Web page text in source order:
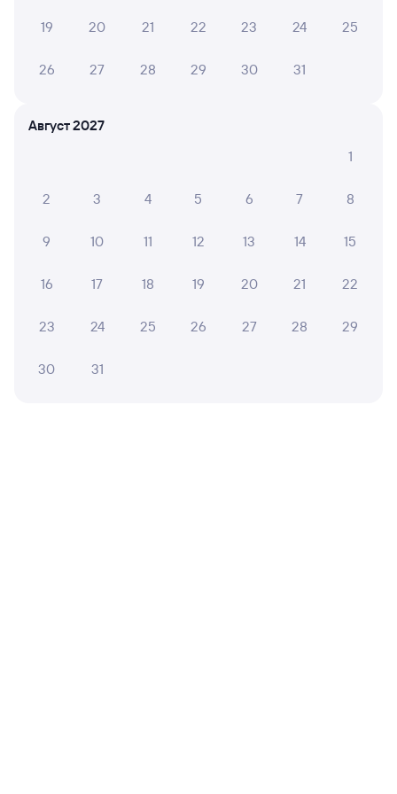
Самая низкая стоимость билета на поезд из Рязани-2
жд билета на поезд Рязань-2 — Сухум в плацкартном
Инструкция по приобретению билетов
Авиабилеты Рязань — Сухум
Другие авиарейсы из Рязани
Расписание поездов в Сухум
19 20 21 22 23 24 25
26 27 28 29 30 31
Август 2027
1
2 3 4 5 6 7 8
9 10 11 12 13 14 15
16 17 18 19 20 21 22
23 24 25 26 27 28 29
30 31